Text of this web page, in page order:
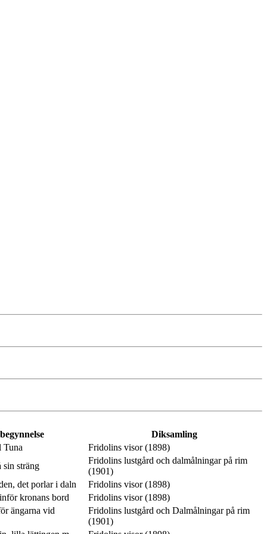
Diksamling
Tuna
Fridolins visor (1898)
sin sträng
Fridolins lustgård och dalmålningar på rim
(1901)
det porlar i daln
Fridolins visor (1898)
kronans bord
Fridolins visor (1898)
ängarna vid
Fridolins lustgård och Dalmålningar på rim
(1901)